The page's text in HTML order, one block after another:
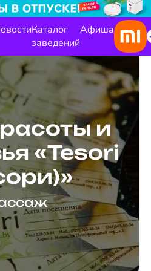
Каталог
заведений
Афиша
и
«Tesori